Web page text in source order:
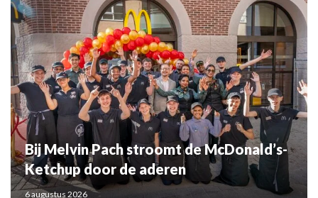
Bij Melvin Pach stroomt de McDonald’s-
Ketchup door de aderen
6 augustus 2026